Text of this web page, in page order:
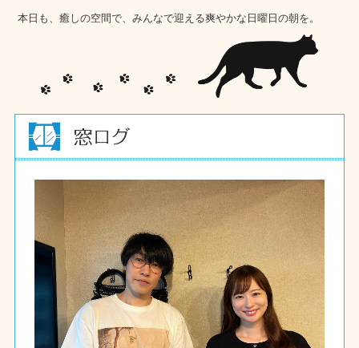
本日も、癒しの空間で、みんなで迎える爽やかな日曜日の朝を。